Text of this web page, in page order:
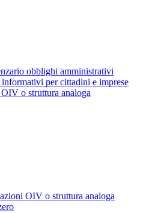
obblighi amministrativi
per cittadini e imprese
o struttura analoga
OIV o struttura analoga